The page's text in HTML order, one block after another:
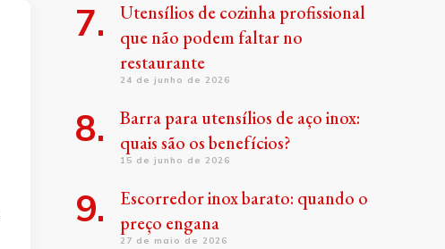
Utensílios de cozinha profissional
que não podem faltar no
restaurante
24 de junho de 2026
Barra para utensílios de aço inox:
quais são os benefícios?
15 de junho de 2026
Escorredor inox barato: quando o
preço engana
27 de maio de 2026